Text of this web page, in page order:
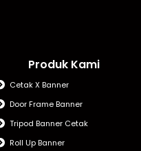
Produk Kami
Cetak X Banner
Door Frame Banner
Tripod Banner Cetak
Roll Up Banner